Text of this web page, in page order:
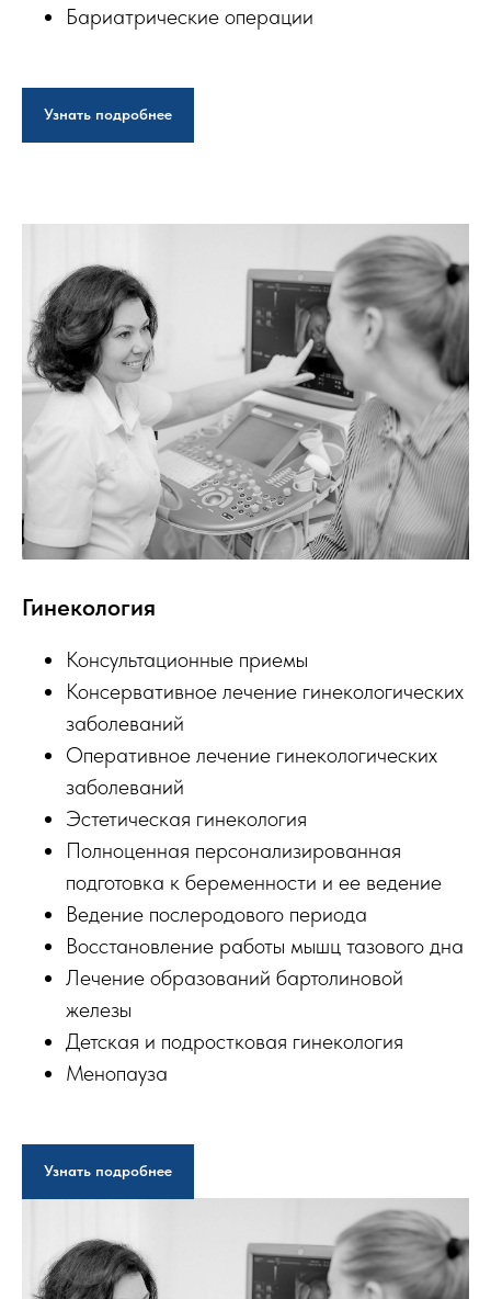
Бариатрические операции
Узнать подробнее
Гинекология
Консультационные приемы
Консервативное лечение гинекологических
заболеваний
Оперативное лечение гинекологических
заболеваний
Эстетическая гинекология
Полноценная персонализированная
подготовка к беременности и ее ведение
Ведение послеродового периода
Восстановление работы мышц тазового дна
Лечение образований бартолиновой
железы
Детская и подростковая гинекология
Менопауза
Узнать подробнее